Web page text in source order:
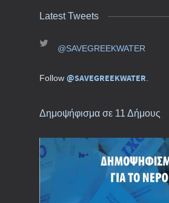
Latest Tweets
@SAVEGREEKWATER
Follow @SAVEGREEKWATER
Δημοψήφισμα σε 11 Δήμους